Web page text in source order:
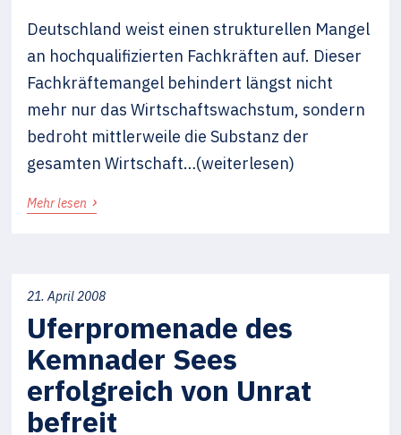
Deutschland weist einen strukturellen Mangel
an hochqualifizierten Fachkräften auf. Dieser
Fachkräftemangel behindert längst nicht
mehr nur das Wirtschaftswachstum, sondern
bedroht mittlerweile die Substanz der
gesamten Wirtschaft…(weiterlesen)
Mehr lesen ›
21. April 2008
Uferpromenade des
Kemnader Sees
erfolgreich von Unrat
befreit